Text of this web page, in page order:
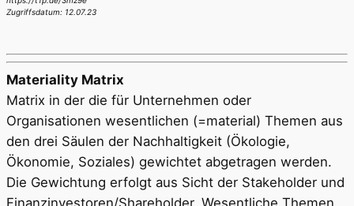
Zugriffsdatum: 12.07.23
Materiality Matrix
Matrix in der die für Unternehmen oder
Organisationen wesentlichen (=material) Themen aus
den drei Säulen der Nachhaltigkeit (Ökologie,
Ökonomie, Soziales) gewichtet abgetragen werden.
Die Gewichtung erfolgt aus Sicht der Stakeholder und